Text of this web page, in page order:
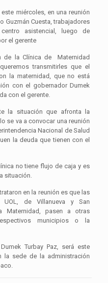
miércoles, en una reunión
Guzmán Cuesta, trabajadores
asistencial, luego de
el gerente
de la Clínica de Maternidad
transmitirles que el
la maternidad, que no está
con el gobernador Dumek
con el gerente.
la situación que afronta la
se va a convocar una reunión
Nacional de Salud
la deuda que tienen con el
no tiene flujo de caja y es
situación.
en la reunión es que las
UOL, de Villanueva y San
Maternidad, pasen a otras
municipios o la
Turbay Paz, será este
la sede de la administración